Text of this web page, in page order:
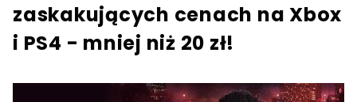
zaskakujących cenach na Xbox
i PS4 - mniej niż 20 zł!